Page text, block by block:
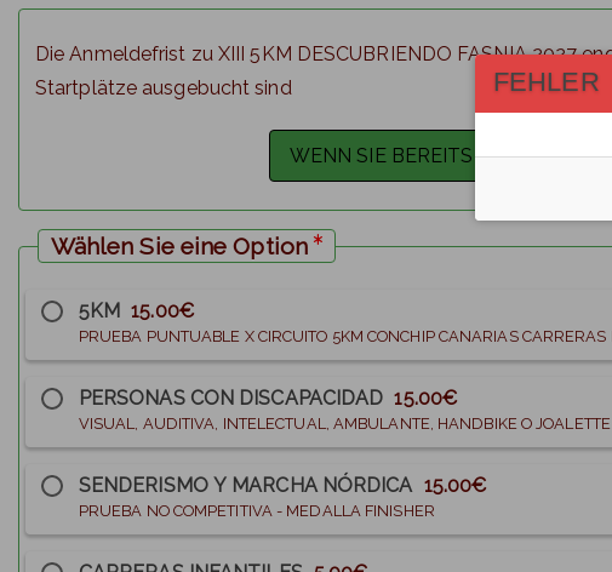
Die Anmeldefrist zu XIII 5KM DESCUBRIENDO FASNIA 2027
Startplätze ausgebucht sind
Wählen Sie eine Option
5KM 15.00€
PRUEBA PUNTUABLE X CIRCUITO 5KM CONCHIP CANARIAS
PERSONAS CON DISCAPACIDAD 15.00€
VISUAL, AUDITIVA, INTELECTUAL, AMBULANTE, HANDBIKE O JOALETTE
SENDERISMO Y MARCHA NÓRDICA 15.00€
PRUEBA NO COMPETITIVA - MEDALLA FINISHER
FEHLER